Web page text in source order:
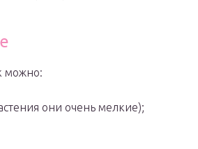
можно:
они очень мелкие);